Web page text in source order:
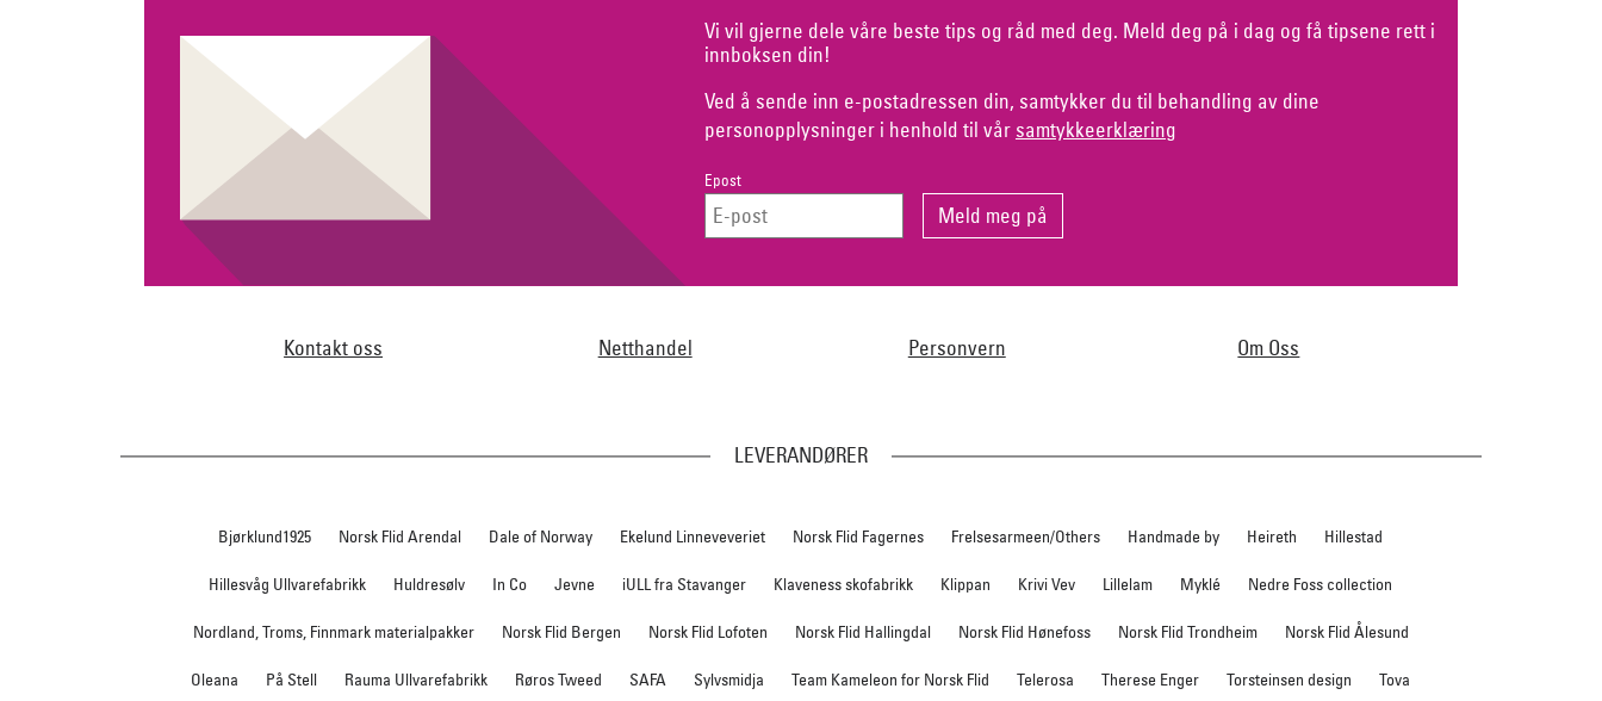
Vi vil gjerne dele våre beste tips og råd med deg. Meld deg på i dag og få tipsene rett i
innboksen din!
Ved å sende inn e-postadressen din, samtykker du til behandling av dine
personopplysninger i henhold til vår samtykkeerklæring
Epost
Kontakt oss Netthandel Personvern Om Oss
LEVERANDØRER
Bjørklund1925 Norsk Flid Arendal Dale of Norway Ekelund Linneveveriet Norsk Flid Fagernes Frelsesarmeen/Others Handmade by Heireth Hillestad
Hillesvåg Ullvarefabrikk Huldresølv In Co Jevne iULL fra Stavanger Klaveness skofabrikk Klippan Krivi Vev Lillelam Myklé Nedre Foss collection
Nordland, Troms, Finnmark materialpakker Norsk Flid Bergen Norsk Flid Lofoten Norsk Flid Hallingdal Norsk Flid Hønefoss Norsk Flid Trondheim Norsk Flid Ålesund
Oleana På Stell Rauma Ullvarefabrikk Røros Tweed SAFA Sylvsmidja Team Kameleon for Norsk Flid Telerosa Therese Enger Torsteinsen design Tova